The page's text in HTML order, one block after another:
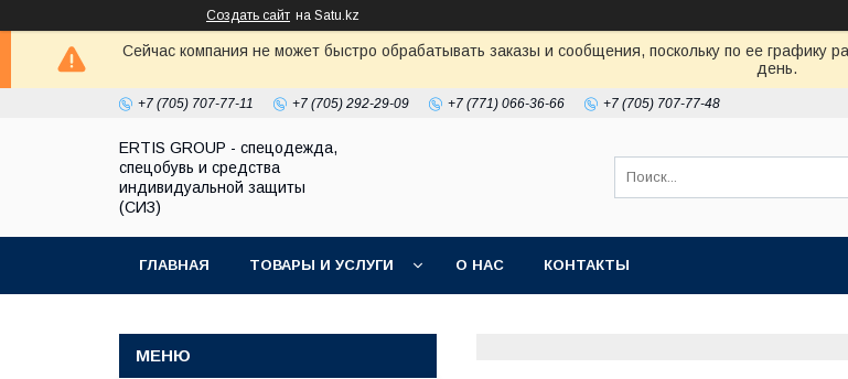
Создать сайт на Satu.kz
Сейчас компания не может быстро обрабатывать заказы и сообщения, поскольку по ее
день.
+7 (705) 707-77-11 +7 (705) 292-29-09 +7 (771) 066-36-66 +7 (705) 707-77-48
ERTIS GROUP - спецодежда,
спецобувь и средства
индивидуальной защиты
(СИЗ)
ГЛАВНАЯ ТОВАРЫ И УСЛУГИ О НАС КОНТАКТЫ